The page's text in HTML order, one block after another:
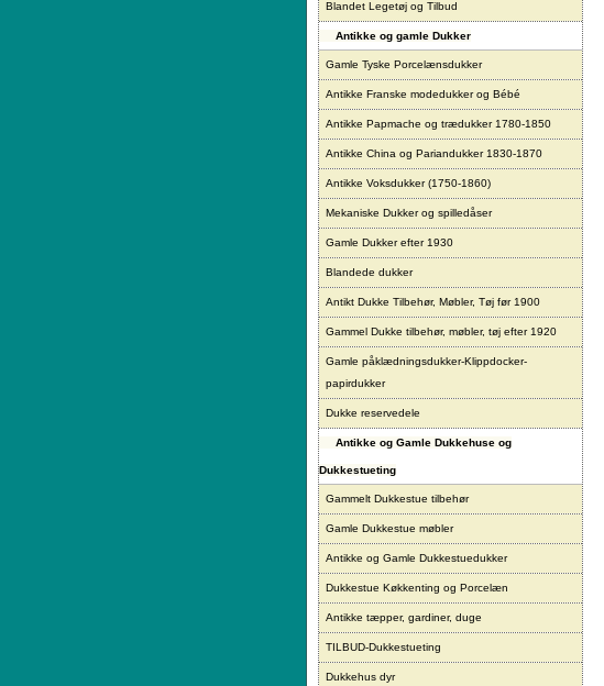
Blandet Legetøj og Tilbud
Antikke og gamle Dukker
Gamle Tyske Porcelænsdukker
Antikke Franske modedukker og Bébé
Antikke Papmache og trædukker 1780-1850
Antikke China og Pariandukker 1830-1870
Antikke Voksdukker (1750-1860)
Mekaniske Dukker og spilledåser
Gamle Dukker efter 1930
Blandede dukker
Antikt Dukke Tilbehør, Møbler, Tøj før 1900
Gammel Dukke tilbehør, møbler, tøj efter 1920
Gamle påklædningsdukker-Klippdocker-
papirdukker
Dukke reservedele
Antikke og Gamle Dukkehuse og
Dukkestueting
Gammelt Dukkestue tilbehør
Gamle Dukkestue møbler
Antikke og Gamle Dukkestuedukker
Dukkestue Køkkenting og Porcelæn
Antikke tæpper, gardiner, duge
TILBUD-Dukkestueting
Dukkehus dyr